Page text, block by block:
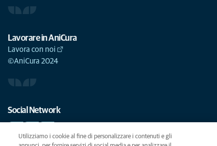
Lavorare in AniCura
Lavora con noi
©AniCura 2024
Social Network
Utilizziamo i cookie al fine di personalizzare i contenuti e gli